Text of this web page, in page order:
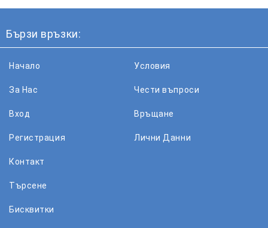
Бързи връзки:
Начало
За Нас
Вход
Регистрация
Условия
Чести въпроси
Връщане
Лични Данни
Контакт
Търсене
Бисквитки